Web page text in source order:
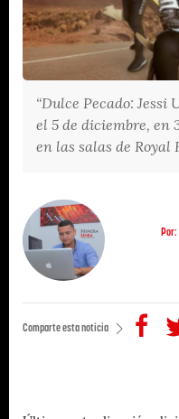
“Dulce Pecado: Jessi
el 5 de diciembre, en
en las salas de Royal
Por:
Comparte esta noticia